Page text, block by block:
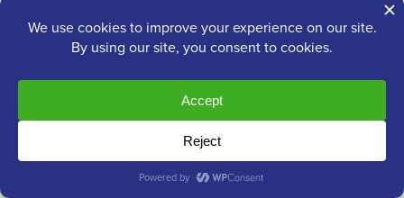
Populärt på WPBeginnerJust nu!
upprättande av databanslutning i
WordPress
Hur man installerar Google Analytics